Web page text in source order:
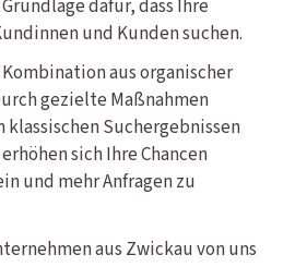
dafür, dass Ihre
und Kunden suchen.
aus organischer
gezielte Maßnahmen
Suchergebnissen
sich Ihre Chancen
und mehr Anfragen zu
aus Zwickau von uns